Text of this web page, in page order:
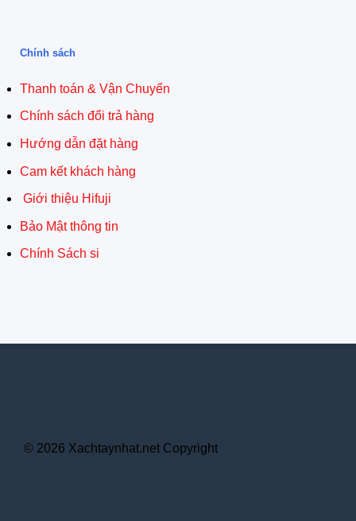
Chính sách
Thanh toán & Vận Chuyển
Chính sách đổi trả hàng
Hướng dẫn đặt hàng
Cam kết khách hàng
Giới thiệu Hifuji
Bảo Mật thông tin
Chính Sách si
© 2026 Xachtaynhat.net Copyright